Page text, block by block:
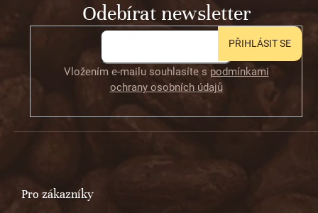
Odebírat newsletter
Vložením e-mailu souhlasíte s podmínkami
ochrany osobních údajů
PŘIHLÁSIT SE
Pro zákazníky